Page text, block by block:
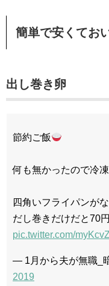
簡単で安くてお
出し巻き卵
節約ご飯
何も無かったので冷
四角いフライパンが
だし巻きだけだと70
pic.twitter.com/
— 1月から夫が無職_
2019